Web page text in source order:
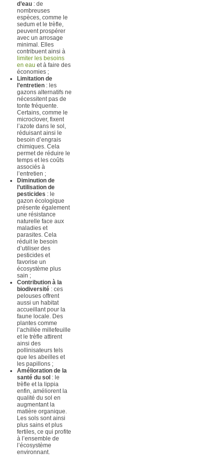
d’eau : de
nombreuses
espèces, comme le
sedum et le trèfle,
peuvent prospérer
avec un arrosage
minimal. Elles
contribuent ainsi à
limiter les besoins
en eau et à faire des
économies ;
Limitation de
l’entretien : les
gazons alternatifs ne
nécessitent pas de
tonte fréquente.
Certains, comme le
microclover, fixent
l’azote dans le sol,
réduisant ainsi le
besoin d’engrais
chimiques. Cela
permet de réduire le
temps et les coûts
associés à
l’entretien ;
Diminution de
l’utilisation de
pesticides : le
gazon écologique
présente également
une résistance
naturelle face aux
maladies et
parasites. Cela
réduit le besoin
d’utiliser des
pesticides et
favorise un
écosystème plus
sain ;
Contribution à la
biodiversité : ces
pelouses offrent
aussi un habitat
accueillant pour la
faune locale. Des
plantes comme
l’achillée millefeuille
et le trèfle attirent
ainsi des
pollinisateurs tels
que les abeilles et
les papillons ;
Amélioration de la
santé du sol : le
trèfle et la lippia
enfin, améliorent la
qualité du sol en
augmentant la
matière organique.
Les sols sont ainsi
plus sains et plus
fertiles, ce qui profite
à l’ensemble de
l’écosystème
environnant.